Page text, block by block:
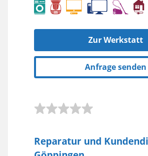
Zur Werkstatt
Anfrage senden
Reparatur und